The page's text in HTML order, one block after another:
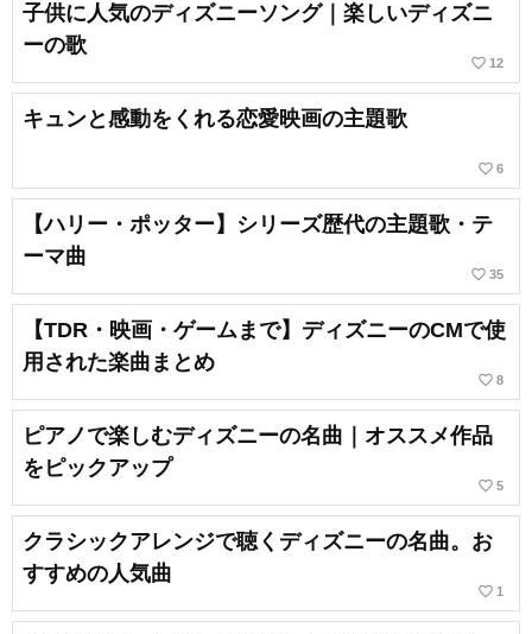
子供に人気のディズニーソング｜楽しいディズニ
ーの歌
favorite_border 12
キュンと感動をくれる恋愛映画の主題歌
favorite_border 6
【ハリー・ポッター】シリーズ歴代の主題歌・テ
ーマ曲
favorite_border 35
【TDR・映画・ゲームまで】ディズニーのCMで使
用された楽曲まとめ
favorite_border 8
ピアノで楽しむディズニーの名曲｜オススメ作品
をピックアップ
favorite_border 5
クラシックアレンジで聴くディズニーの名曲。お
すすめの人気曲
favorite_border 1